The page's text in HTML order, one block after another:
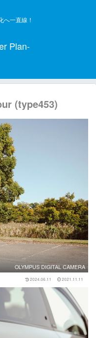
へ一直線！
Plan-
(type453)
OLYMPUS DIGITAL CAMERA
2024.06.11 2021.11.11